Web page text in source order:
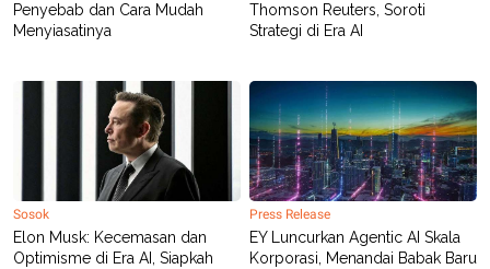
Penyebab dan Cara Mudah
Menyiasatinya
Thomson Reuters, Soroti
Strategi di Era AI
Sosok
Elon Musk: Kecemasan dan
Optimisme di Era AI, Siapkah
Press Release
EY Luncurkan Agentic AI Skala
Korporasi, Menandai Babak Baru